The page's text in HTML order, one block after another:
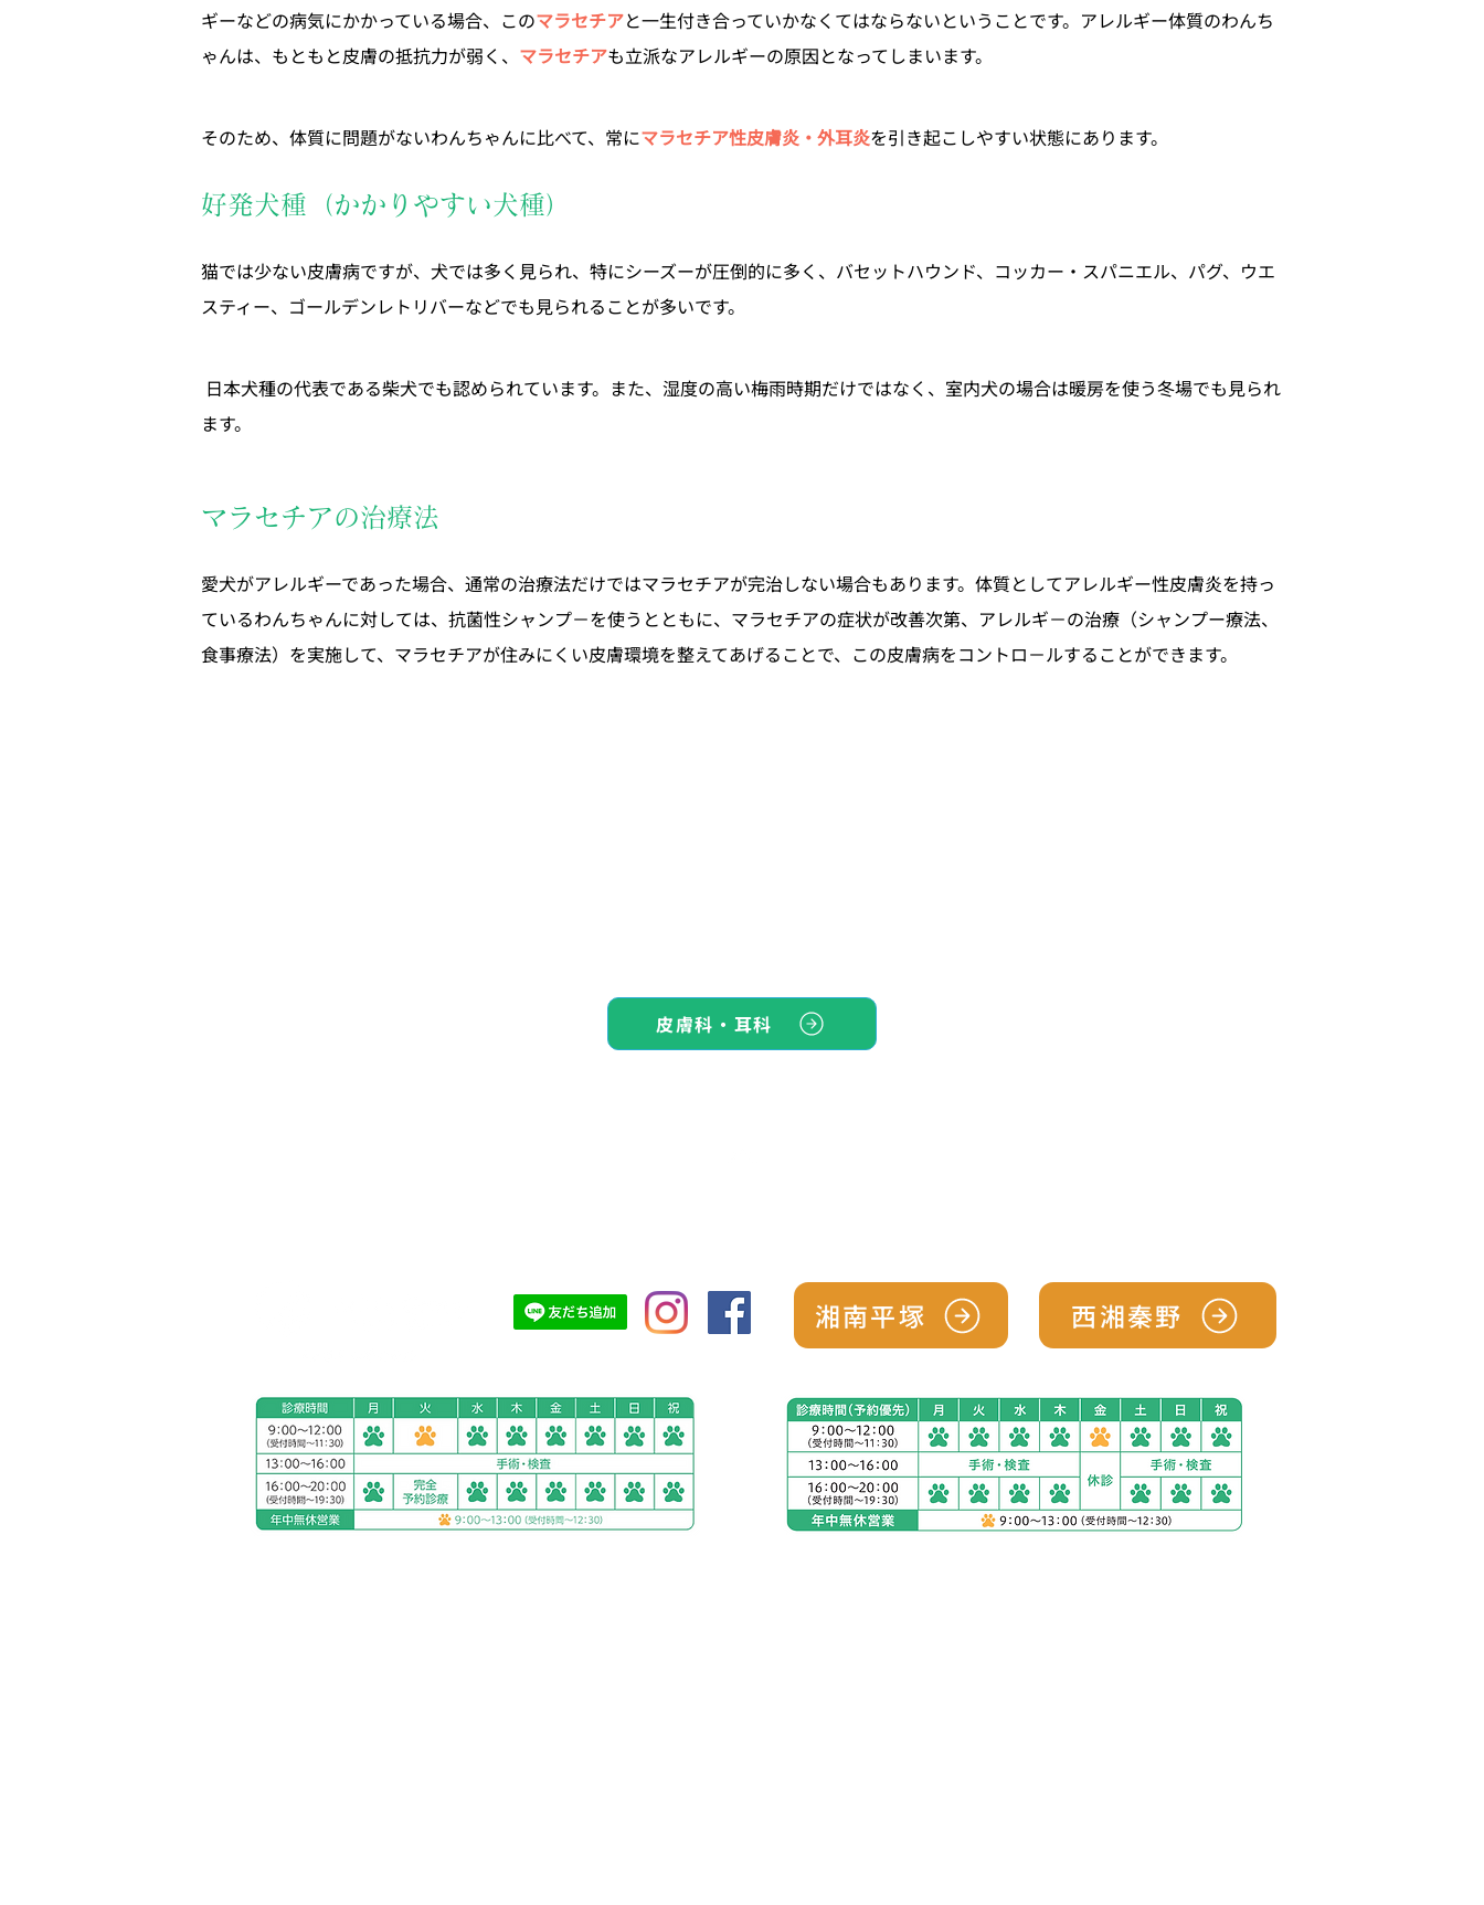
ギーなどの病気にかかっている場合、このマラセチアと一生付き合っていかなくてはならないということです。アレルギー体質のわんち
ゃんは、もともと皮膚の抵抗力が弱く、 マラセチアも立派なアレルギーの原因となってしまいます。
そのため、体質に問題がないわんちゃんに比べて、常にマラセチア性皮膚炎・外耳炎を引き起こしやすい状態にあります。
好発犬種（かかりやすい犬種）
猫では少ない皮膚病ですが、犬では多く見られ、特にシーズーが圧倒的に多く、バセットハウンド、コッカー・スパニエル、パグ、ウエ
スティー、ゴールデンレトリバーなどでも見られることが多いです。
ます。
マラセチアの治療法
愛犬がアレルギーであった場合、通常の治療法だけではマラセチアが完治しない場合もあります。体質としてアレルギー性皮膚炎を持っ
ているわんちゃんに対しては、抗菌性シャンプ－を使うとともに、マラセチアの症状が改善次第、アレルギ－の治療（シャンプー療法、
食事療法）を実施して、マラセチアが住みにくい皮膚環境を整えてあげることで、この皮膚病をコントロ－ルすることができます。
皮膚科・耳科
湘南平塚 西湘秦野